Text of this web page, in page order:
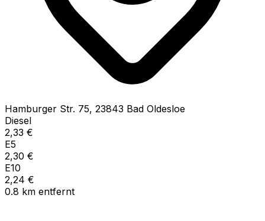
Hamburger Str. 75, 23843 Bad Oldesloe
Diesel
2,33 €
E5
2,30 €
E10
2,24 €
0.8 km entfernt